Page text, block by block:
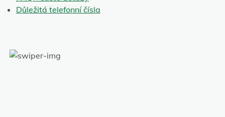
Důležitá telefonní čísla